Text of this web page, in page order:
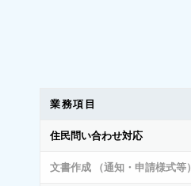
業務項目
住民問い合わせ対応
文書作成 （通知・申請様式等）